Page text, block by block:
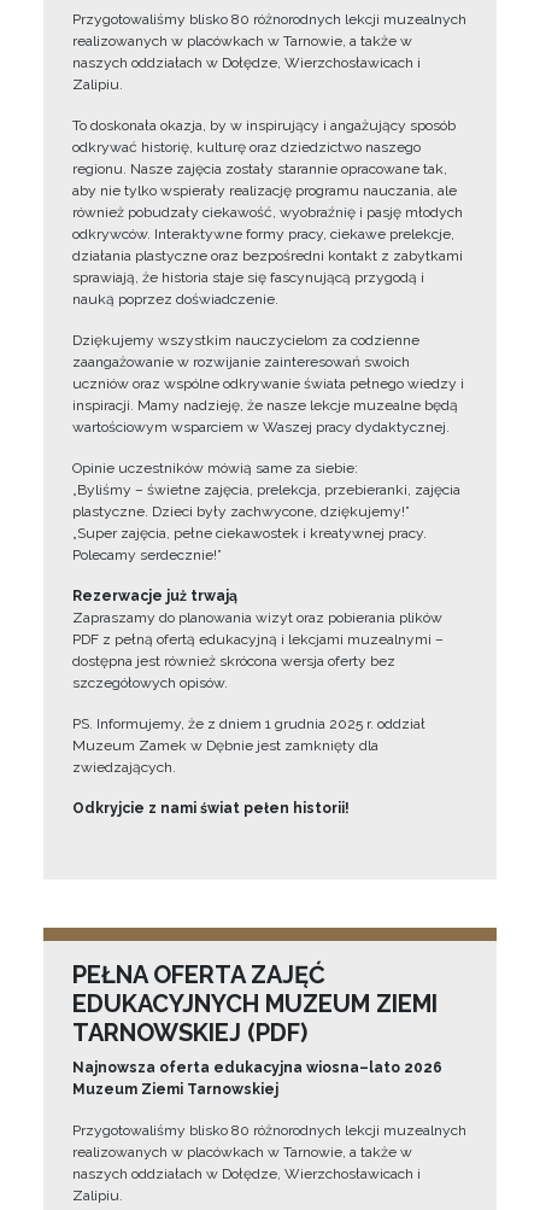
Przygotowaliśmy blisko 80 różnorodnych lekcji muzealnych
realizowanych w placówkach w Tarnowie, a także w
naszych oddziałach w Dołędze, Wierzchosławicach i
Zalipiu.
To doskonała okazja, by w inspirujący i angażujący sposób
odkrywać historię, kulturę oraz dziedzictwo naszego
regionu. Nasze zajęcia zostały starannie opracowane tak,
aby nie tylko wspierały realizację programu nauczania, ale
również pobudzały ciekawość, wyobraźnię i pasję młodych
odkrywców. Interaktywne formy pracy, ciekawe prelekcje,
działania plastyczne oraz bezpośredni kontakt z zabytkami
sprawiają, że historia staje się fascynującą przygodą i
nauką poprzez doświadczenie.
Dziękujemy wszystkim nauczycielom za codzienne
zaangażowanie w rozwijanie zainteresowań swoich
uczniów oraz wspólne odkrywanie świata pełnego wiedzy i
inspiracji. Mamy nadzieję, że nasze lekcje muzealne będą
wartościowym wsparciem w Waszej pracy dydaktycznej.
Opinie uczestników mówią same za siebie:
„Byliśmy – świetne zajęcia, prelekcja, przebieranki, zajęcia
plastyczne. Dzieci były zachwycone, dziękujemy!”
„Super zajęcia, pełne ciekawostek i kreatywnej pracy.
Polecamy serdecznie!”
Rezerwacje już trwają
Zapraszamy do planowania wizyt oraz pobierania plików
PDF z pełną ofertą edukacyjną i lekcjami muzealnymi –
dostępna jest również skrócona wersja oferty bez
szczegółowych opisów.
PS. Informujemy, że z dniem 1 grudnia 2025 r. oddział
Muzeum Zamek w Dębnie jest zamknięty dla
zwiedzających.
Odkryjcie z nami świat pełen historii!
PEŁNA OFERTA ZAJĘĆ
EDUKACYJNYCH MUZEUM ZIEMI
TARNOWSKIEJ (PDF)
Najnowsza oferta edukacyjna wiosna–lato 2026
Muzeum Ziemi Tarnowskiej
Przygotowaliśmy blisko 80 różnorodnych lekcji muzealnych
realizowanych w placówkach w Tarnowie, a także w
naszych oddziałach w Dołędze, Wierzchosławicach i
Zalipiu.